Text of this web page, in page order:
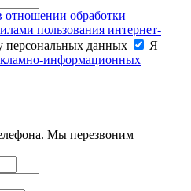
отношении обработки
пользования интернет-
персональных данных
Я
информационных
Мы перезвоним